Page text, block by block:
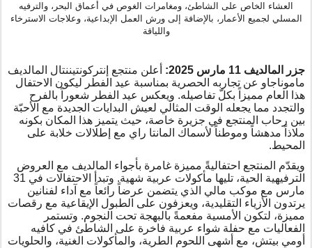
العشاء الخاص على الشاطئ، ومغامرات الغوص في أعماق البحر، والترفيه
المسلي لجميع الأعمار، بالإضافة إلى ورش العمل الإبداعية، وعلاجات الاسترخاء
واللياقة
جزر المالديف 11 مارس 2025 : أعلن منتجع إنتركونتيننتال المالديف
ماموناجاو عن تجاربه الحصرية بمناسبة عيد الفطر ليكون الاحتفال
هذا العام مميزاً بكلّ تفاصيله. ويعكس عيد الفطر شعوراً بالفرح
والتجدد مما يجعله الوقت المثالي لعيش البدايات الجديدة مع الأحبّة
بين رحاب المنتجع في جزيرة خاصة، حيث يتميز هذا المكان بكونه
ملاذاً مدهشاً وموطناً لأسماك المانتا راي مع إطلالات خلابة على
المحيط.
ويقدّم المنتجع احتفاليةً مميزة غامرة بأجواء المالديف مع العروض
الترفيهية الحية، تليها مأكولات عربية شهية. وتبدأ الاحتفالات في 31
مارس مع موكب مالي الذي يتضمن عرضاً رائعاً مع آداء لفنانين
يرتدون الأزياء التقليدية، ويعزفون على الطبول الإيقاعية مع رقصات
مميزة، لتكون الأمسية مفعمةً بالبهجة تحت النجوم. وتستمر
الفعاليات مع حفلة شواء عربية فاخرة على الشاطئ في كافيه
أومي بيتش، مع أشهى اللحوم الطرية، والمأكولات الغنية، والحلويات